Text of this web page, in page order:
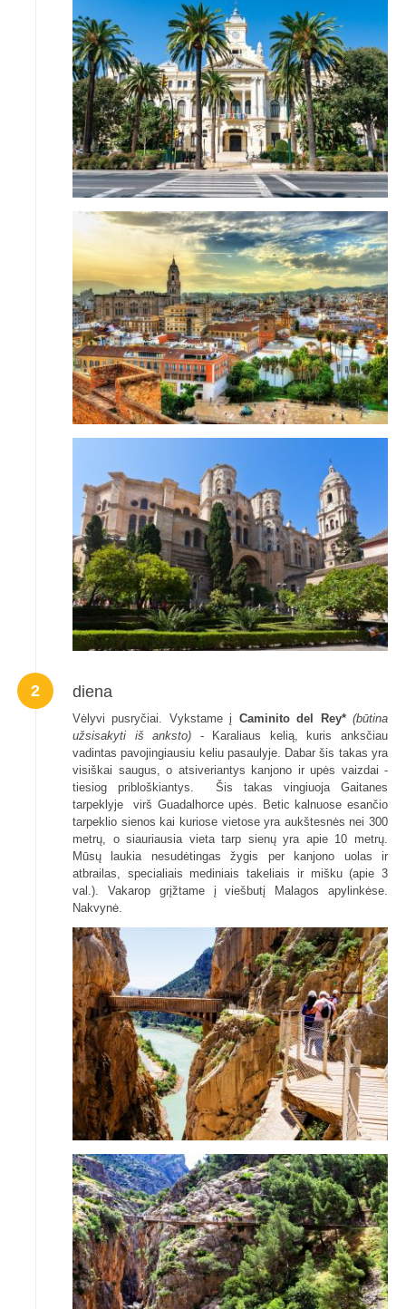
2 diena
Vėlyvi pusryčiai. Vykstame į Caminito del Rey*(būtina
užsisakyti iš anksto) - Karaliaus kelią, kuris anksčiau
vadintas pavojingiausiu keliu pasaulyje. Dabar šis takas yra
visiškai saugus, o atsiveriantys kanjono ir upės vaizdai -
tiesiog pribloškiantys. Šis takas vingiuoja Gaitanes
tarpeklyje virš Guadalhorce upės. Betic kalnuose esančio
tarpeklio sienos kai kuriose vietose yra aukštesnės nei 300
metrų, o siauriausia vieta tarp sienų yra apie 10 metrų.
Mūsų laukia nesudėtingas žygis per kanjono uolas ir
atbrailas, specialiais mediniais takeliais ir mišku (apie 3
val.). Vakarop grįžtame į viešbutį Malagos apylinkėse.
Nakvynė.